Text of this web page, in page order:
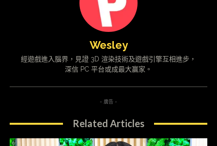
Wesley
經遊戲進入腦界，見證 3D 渲染技術及遊戲引擎互相進步，
深信 PC 平台或成最大贏家。
- 廣告 -
Related Articles